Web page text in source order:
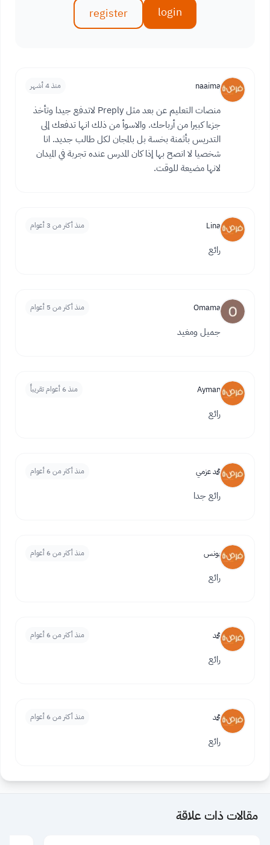
login
register
naaima منذ 4 أشهر
منصات التعليم عن بعد مثل Preply لاتدفع جيدا وتأخذ
جزءا كبيرا من أرباحك. والاسوأ من ذلك انها تدفعك إلى
التدريس بأثمنة بخسة بل بالمجان لكل طالب جديد. انا
شخصيا لا انصح بها إذا كان المدرس عنده تجربة في الميدان
لانها مضيعة للوقت.
Lina منذ أكثر من 3 أعوام
رائع
Omama منذ أكثر من 5 أعوام
جميل ومغيد
Ayman منذ 6 أعوام تقريباً
رائع
محمد عزمي منذ أكثر من 6 أعوام
رائع جدا
يونس منذ أكثر من 6 أعوام
رائع
محمد منذ أكثر من 6 أعوام
رائع
محمد منذ أكثر من 6 أعوام
رائع
مقالات ذات علاقة